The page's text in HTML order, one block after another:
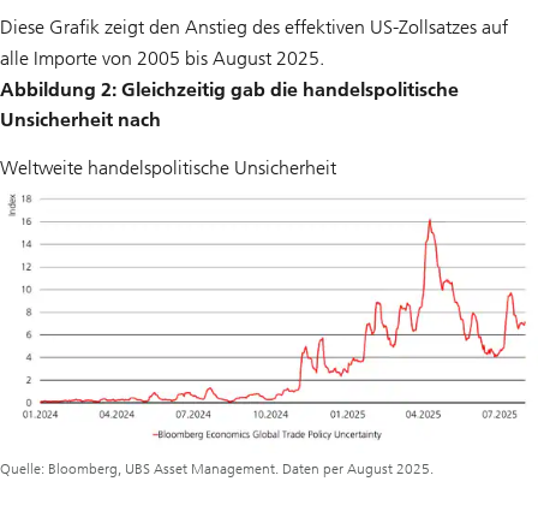
Diese Grafik zeigt den Anstieg des effektiven US-Zollsatzes auf
alle Importe von 2005 bis August 2025.
Abbildung 2: Gleichzeitig gab die handelspolitische
Unsicherheit nach
Weltweite handelspolitische Unsicherheit
Quelle: Bloomberg, UBS Asset Management. Daten per August 2025.